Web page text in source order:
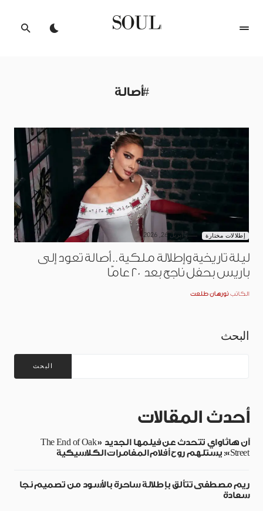
#أصالة
إطلالات مختارة أبريل 26, 2026
ليلة تاريخية وإطلالة ملكية.. أصالة تعود إلى
باريس بحفل ناجح بعد 20 عامًا
الكاتب نورهان طلعت
البحث
البحث
أحدث المقالات
آن هاثاواي تتحدث عن فيلمها الجديد «The End of Oak
Street»: يستلهم روح أفلام المغامرات الكلاسيكية
ريم مصطفى تتألق بإطلالة ساحرة بالأسود من تصميم نجا
سعادة